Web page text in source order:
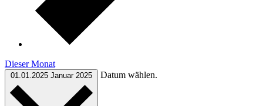
Dieser Monat
01.01.2025 Januar 2025 Datum wählen.